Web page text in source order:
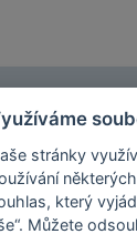
stránky
který
Můžete